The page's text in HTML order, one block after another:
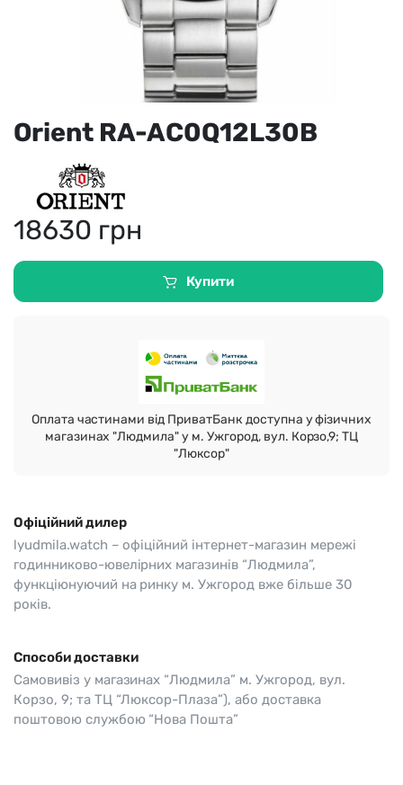
Orient RA-AC0Q12L30B
18630 грн
Купити
Оплата частинами від ПриватБанк доступна у фізичних
магазинах "Людмила" у м. Ужгород, вул. Корзо,9; ТЦ
"Люксор"
Офіційний дилер
lyudmila.watch – офіційний інтернет-магазин мережі
годинниково-ювелірних магазинів “Людмила”,
функціюнуючий на ринку м. Ужгород вже більше 30
років.
Способи доставки
Самовивіз у магазинах “Людмила” м. Ужгород, вул.
Корзо, 9; та ТЦ “Люксор-Плаза”), або доставка
поштовою службою “Нова Пошта”